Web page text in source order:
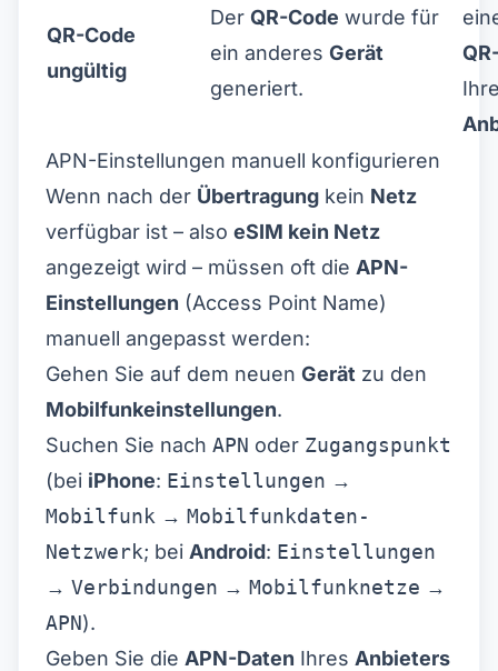
QR-Code
ungültig
Der QR-Code wurde für
ein anderes Gerät
generiert.
APN-Einstellungen manuell konfigurieren
Wenn nach der Übertragung kein Netz
verfügbar ist – also eSIM kein Netz
angezeigt wird – müssen oft die APN-
Einstellungen (Access Point Name)
manuell angepasst werden:
Gehen Sie auf dem neuen Gerät zu den
Mobilfunkeinstellungen.
Suchen Sie nach APN oder Zugangspunkt
(bei iPhone: Einstellungen →
Mobilfunk → Mobilfunkdaten-
Netzwerk; bei Android: Einstellungen
→ Verbindungen → Mobilfunknetze →
APN).
Geben Sie die APN-Daten Ihres Anbieters